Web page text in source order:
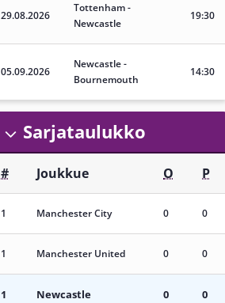
29.08.2026
Tottenham-
Newcastle
19:30
05.09.2026
Newcastle-
Bournemouth
14:30
Sarjataulukko
# Joukkue O P
1 Manchester City 0 0
1 Manchester United 0 0
1 Newcastle 0 0